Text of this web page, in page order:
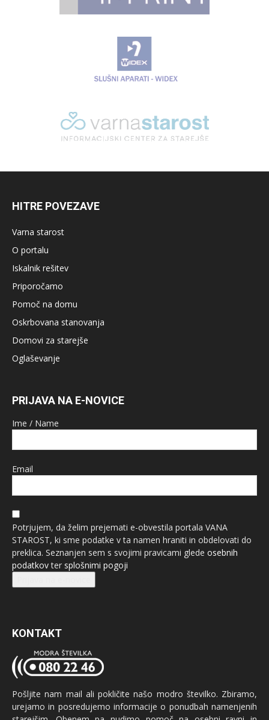
HITRE POVEZAVE
Varna starost
O portalu
Iskalnik rešitev
Priporočamo
Pomoč na domu
Oskrbovana stanovanja
Domovi za starejše
Oglaševanje
PRIJAVA NA E-NOVICE
Ime / Name
Email
Potrjujem, da želim prejemati e-obvestila portala VANA
STAROST, ki sme podatke v ta namen hraniti in obdelovati do
preklica. Seznanjen sem s svojimi pravicami glede osebnih
podatkovter splošnimi pogoji
KONTAKT
Pošljite nam mail ali pokličite našo modro številko. Zbiramo,
urejamo in posredujemo informacije o ponudbah namenjenih